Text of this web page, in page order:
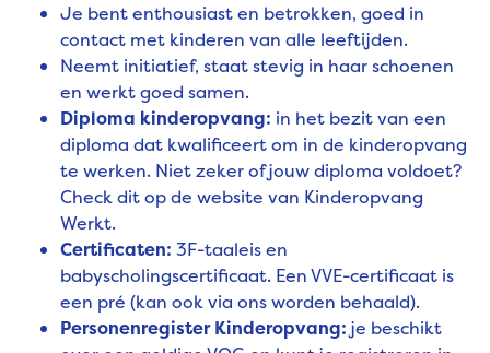
Je bent enthousiast en betrokken, goed in
contact met kinderen van alle leeftijden.
Neemt initiatief, staat stevig in haar schoenen
en werkt goed samen.
Diploma kinderopvang: in het bezit van een
diploma dat kwalificeert om in de kinderopvang
te werken. Niet zeker of jouw diploma voldoet?
Check dit op de website van Kinderopvang
Werkt.
Certificaten: 3F-taaleis en
babyscholingscertificaat. Een VVE-certificaat is
een pré (kan ook via ons worden behaald).
Personenregister Kinderopvang:je beschikt